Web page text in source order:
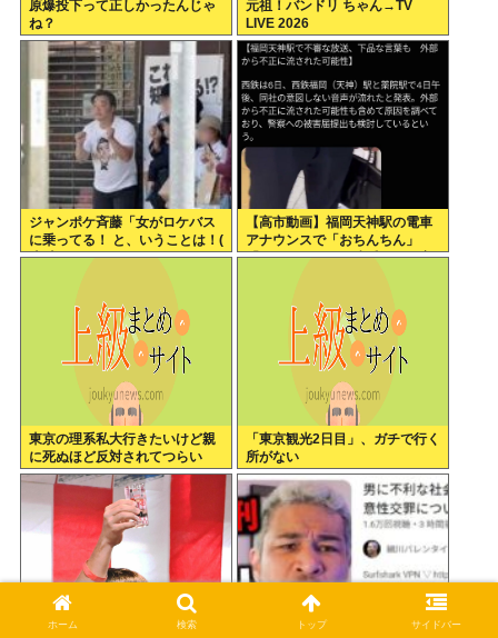
原爆投下って正しかったんじゃ
ね？
元祖！バンドリ ちゃん→TV
LIVE 2026
ジャンポケ斉藤「女がロケバス
に乗ってる！ と、いうことは！(
*ﾟ∀ﾟ)=3ムッハー」 ボロン。
【高市動画】福岡天神駅の電車
アナウンスで「おちんちん」
「ちんぽ」などと連呼する不審
東京の理系私大行きたいけど親
に死ぬほど反対されてつらい
「東京観光2日目」、ガチで行く
所がない
ホーム 検索 トップ サイドバー